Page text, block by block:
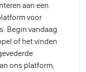
aan een
voor
Begin vandaag
of het vinden
ons platform,